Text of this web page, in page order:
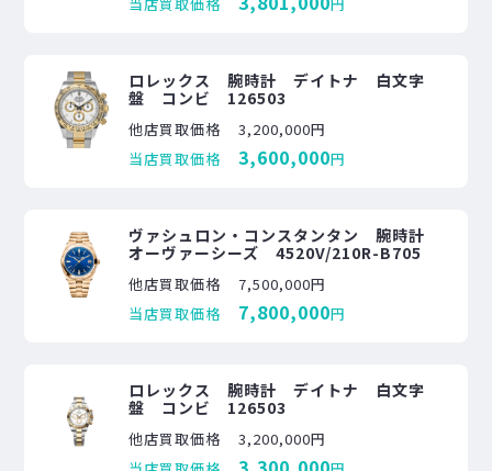
ロレックス 腕時計 デイトナ 白文字
盤 コンビ 126503
他店買取価格
3,200,000円
当店買取価格
3,600,000円
ヴァシュロン・コンスタンタン 腕時計
オーヴァーシーズ 4520V/210R-B705
他店買取価格
7,500,000円
当店買取価格
7,800,000円
ロレックス 腕時計 デイトナ 白文字
盤 コンビ 126503
他店買取価格
3,200,000円